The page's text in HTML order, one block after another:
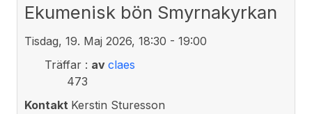
Ekumenisk bön Smyrnakyrkan
Tisdag, 19. Maj 2026, 18:30 - 19:00
Träffar:
473
av claes
Kontakt Kerstin Sturesson